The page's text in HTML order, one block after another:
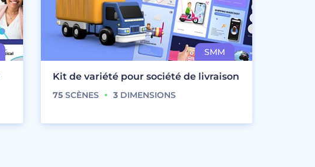
Kit de variété pour société de livraison
75SCÈNES 3DIMENSIONS